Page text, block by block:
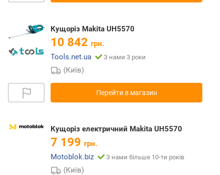
Кущоріз Makita UH5570
10 842 грн.
Tools.net.ua
З нами 3 роки
(Київ)
Перейти в магазин
Кущоріз електричний Makita UH5570
7 199 грн.
Motoblok.biz
З нами більше 10-ти років
(Київ)